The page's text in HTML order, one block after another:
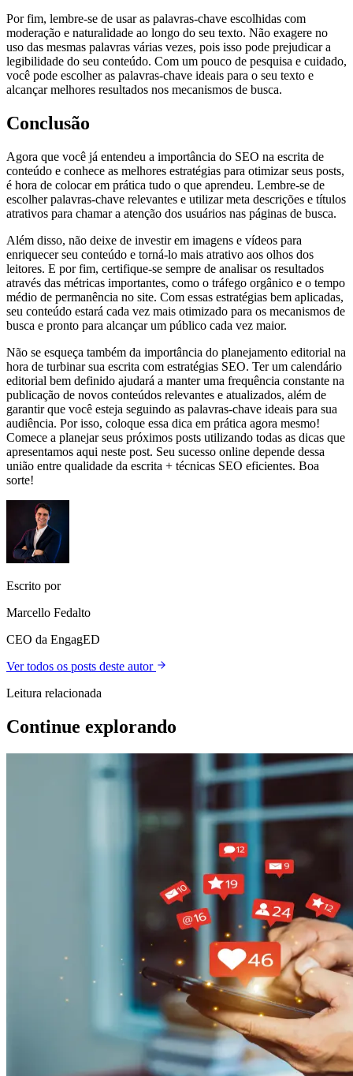
Por fim, lembre-se de usar as palavras-chave escolhidas com
moderação e naturalidade ao longo do seu texto. Não exagere no
uso das mesmas palavras várias vezes, pois isso pode prejudicar a
legibilidade do seu conteúdo. Com um pouco de pesquisa e cuidado,
você pode escolher as palavras-chave ideais para o seu texto e
alcançar melhores resultados nos mecanismos de busca.
Conclusão
Agora que você já entendeu a importância do SEO na escrita de
conteúdo e conhece as melhores estratégias para otimizar seus posts,
é hora de colocar em prática tudo o que aprendeu. Lembre-se de
escolher palavras-chave relevantes e utilizar meta descrições e títulos
atrativos para chamar a atenção dos usuários nas páginas de busca.
Além disso, não deixe de investir em imagens e vídeos para
enriquecer seu conteúdo e torná-lo mais atrativo aos olhos dos
leitores. E por fim, certifique-se sempre de analisar os resultados
através das métricas importantes, como o tráfego orgânico e o tempo
médio de permanência no site. Com essas estratégias bem aplicadas,
seu conteúdo estará cada vez mais otimizado para os mecanismos de
busca e pronto para alcançar um público cada vez maior.
Não se esqueça também da importância do planejamento editorial na
hora de turbinar sua escrita com estratégias SEO. Ter um calendário
editorial bem definido ajudará a manter uma frequência constante na
publicação de novos conteúdos relevantes e atualizados, além de
garantir que você esteja seguindo as palavras-chave ideais para sua
audiência. Por isso, coloque essa dica em prática agora mesmo!
Comece a planejar seus próximos posts utilizando todas as dicas que
apresentamos aqui neste post. Seu sucesso online depende dessa
união entre qualidade da escrita + técnicas SEO eficientes. Boa
sorte!
Escrito por
Marcello Fedalto
CEO da EngagED
Ver todos os posts deste autor
Leitura relacionada
Continue explorando